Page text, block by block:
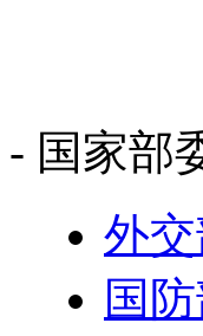
- 国家部
外
国